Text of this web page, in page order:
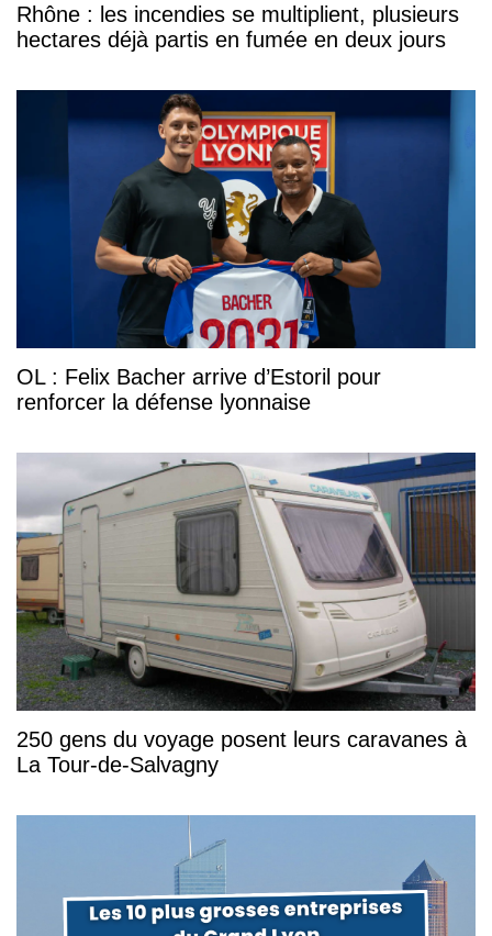
Rhône : les incendies se multiplient, plusieurs
hectares déjà partis en fumée en deux jours
OL : Felix Bacher arrive d’Estoril pour
renforcer la défense lyonnaise
250 gens du voyage posent leurs caravanes à
La Tour-de-Salvagny